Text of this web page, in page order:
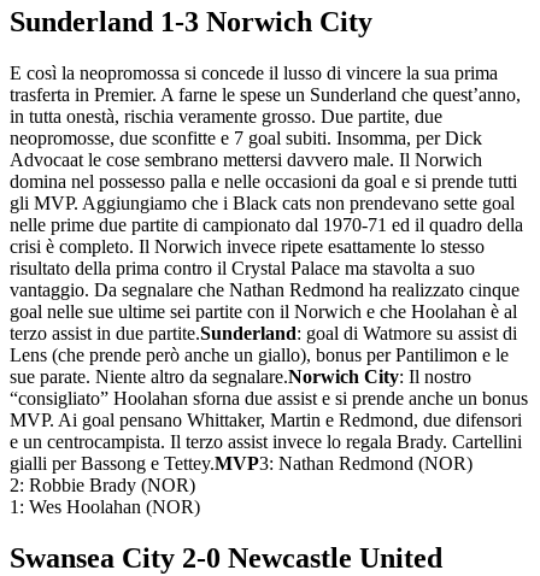
Sunderland 1-3 Norwich City
E così la neopromossa si concede il lusso di vincere la sua prima
trasferta in Premier. A farne le spese un Sunderland che quest’anno,
in tutta onestà, rischia veramente grosso. Due partite, due
neopromosse, due sconfitte e 7 goal subiti. Insomma, per Dick
Advocaat le cose sembrano mettersi davvero male. Il Norwich
domina nel possesso palla e nelle occasioni da goal e si prende tutti
gli MVP. Aggiungiamo che i Black cats non prendevano sette goal
nelle prime due partite di campionato dal 1970-71 ed il quadro della
crisi è completo. Il Norwich invece ripete esattamente lo stesso
risultato della prima contro il Crystal Palace ma stavolta a suo
vantaggio. Da segnalare che Nathan Redmond ha realizzato cinque
goal nelle sue ultime sei partite con il Norwich e che Hoolahan è al
terzo assist in due partite.Sunderland: goal di Watmore su assist di
Lens (che prende però anche un giallo), bonus per Pantilimon e le
sue parate. Niente altro da segnalare.Norwich City: Il nostro
“consigliato” Hoolahan sforna due assist e si prende anche un bonus
MVP. Ai goal pensano Whittaker, Martin e Redmond, due difensori
e un centrocampista. Il terzo assist invece lo regala Brady. Cartellini
gialli per Bassong e Tettey.MVP3: Nathan Redmond (NOR)
2: Robbie Brady (NOR)
1: Wes Hoolahan (NOR)
Swansea City 2-0 Newcastle United